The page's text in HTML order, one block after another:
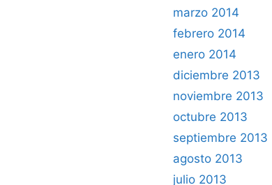
marzo 2014
febrero 2014
enero 2014
diciembre 2013
noviembre 2013
octubre 2013
septiembre 2013
agosto 2013
julio 2013